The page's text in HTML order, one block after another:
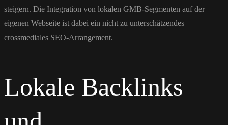
steigern. Die Integration von lokalen GMB-Segmenten auf der
eigenen Webseite ist dabei ein nicht zu unterschätzendes
crossmediales SEO-Arrangement.
Lokale Backlinks